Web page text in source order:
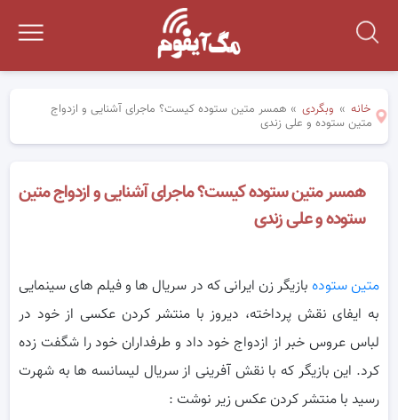
خانه » وبگردی » همسر متین ستوده کیست؟ ماجرای آشنایی و ازدواج
متین ستوده و علی زندی
همسر متین ستوده کیست؟ ماجرای آشنایی و ازدواج متین
ستوده و علی زندی
متین ستوده بازیگر زن ایرانی که در سریال ها و فیلم های سینمایی
به ایفای نقش پرداخته، دیروز با منتشر کردن عکسی از خود در
لباس عروس خبر از ازدواج خود داد و طرفداران خود را شگفت زده
کرد. این بازیگر که با نقش آفرینی از سریال لیسانسه ها به شهرت
رسید با منتشر کردن عکس زیر نوشت :